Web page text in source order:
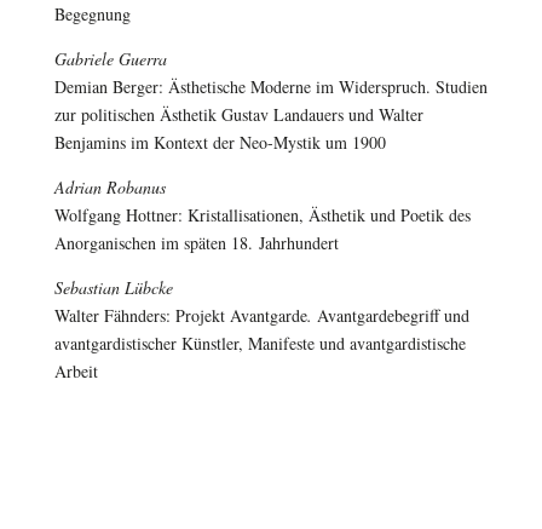
Begegnung
Gabriele Guerra
Demian Berger: Ästhetische Moderne im Widerspruch. Studien
zur politischen Ästhetik Gustav Landauers und Walter
Benjamins im Kontext der Neo-Mystik um 1900
Adrian Robanus
Wolfgang Hottner: Kristallisationen, Ästhetik und Poetik des
Anorganischen im späten 18. Jahrhundert
Sebastian Lübcke
Walter Fähnders: Projekt Avantgarde. Avantgardebegriff und
avantgardistischer Künstler, Manifeste und avantgardistische
Arbeit